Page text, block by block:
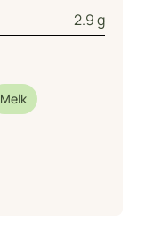
2.9 g
Melk